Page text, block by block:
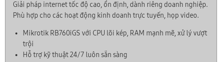
Giải pháp internet tốc độ cao, ổn định, dành riêng doanh nghiệp.
Phù hợp cho các hoạt động kinh doanh trực tuyến, họp video.
Mikrotik RB760iGS với CPU lõi kép, RAM mạnh mẽ, xử lý vượt
trội
Hỗ trợ kỹ thuật 24/7 luôn sẵn sàng